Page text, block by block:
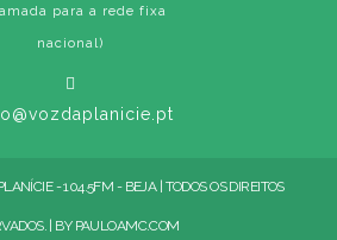
para a rede fixa
nacional)
- 104.5FM - BEJA | TODOS OS DIREITOS
| BY PAULOAMC.COM